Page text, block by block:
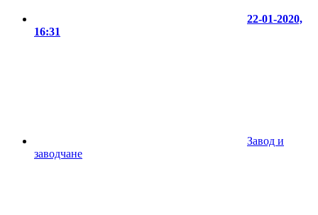
22-01-2020,
16:31
Завод и
заводчане